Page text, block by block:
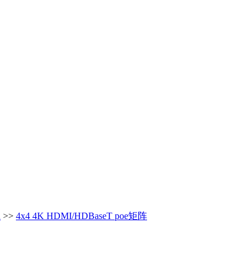
>> 4x4 4K HDMI/HDBaseT poe矩阵